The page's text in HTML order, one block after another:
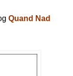
Quand Nad